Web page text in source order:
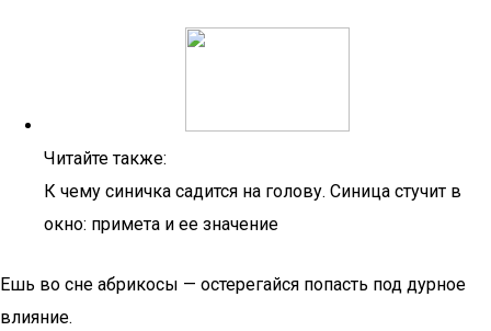
Читайте также:
К чему синичка садится на голову. Синица стучит в
окно: примета и ее значение
Ешь во сне абрикосы — остерегайся попасть под дурное
влияние.